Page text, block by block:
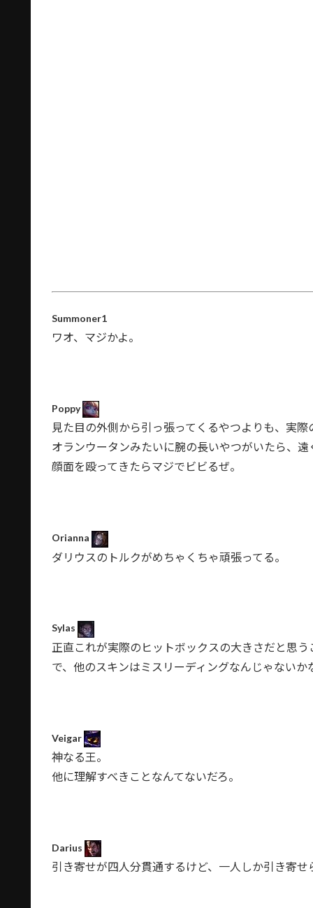
Summoner1
ワオ、マジかよ。
Poppy
見た目の外側から引っ張ってくるやつよりも、実
オランウータンみたいに腕の長いやつがいたら、
顔面を殴ってきたらマジでビビるぜ。
Orianna
ダリウスのトルクがめちゃくちゃ頑張ってる。
Sylas
正直これが実際のヒットボックスの大きさだと思
で、他のスキンはミスリーディングなんじゃないか
Veigar
神なる王。
他に理解すべきことなんてないだろ。
Darius
引き寄せが四人分貫通するけど、一人しか引き寄